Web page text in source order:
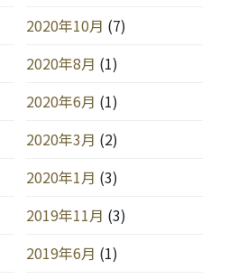
2020年10月 (7)
2020年8月 (1)
2020年6月 (1)
2020年3月 (2)
2020年1月 (3)
2019年11月 (3)
2019年6月 (1)